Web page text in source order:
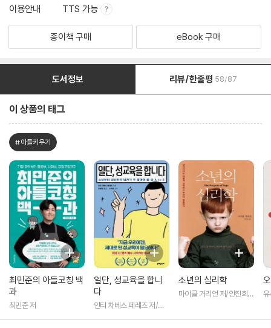
이용안내 TTS 가능
종이책 구매 eBook 구매
도서정보 리뷰/한줄평 58/87
이 상품의 태그
#아들키우기
최민준의 아들코칭 백
과
최민준 저
일단, 성교육을 합니
다
인티 차베스 페레즈 저/이
소년의 심리학
마이클 거리언 저/안진희
유